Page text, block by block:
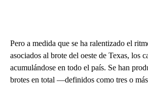
Pero a medida que se ha ralentizado el
asociados al brote del oeste de Texas, los
acumulándose en todo el país. Se han
brotes en total —definidos como tres o